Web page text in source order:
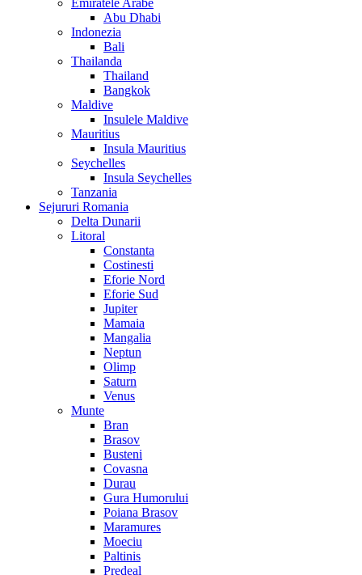
Emiratele Arabe
Abu Dhabi
Indonezia
Bali
Thailanda
Thailand
Bangkok
Maldive
Insulele Maldive
Mauritius
Insula Mauritius
Seychelles
Insula Seychelles
Tanzania
Sejururi Romania
Delta Dunarii
Litoral
Constanta
Costinesti
Eforie Nord
Eforie Sud
Jupiter
Mamaia
Mangalia
Neptun
Olimp
Saturn
Venus
Munte
Bran
Brasov
Busteni
Covasna
Durau
Gura Humorului
Poiana Brasov
Maramures
Moeciu
Paltinis
Predeal